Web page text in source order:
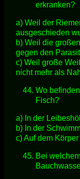
erkranken?
a) Weil der
ausgeschieden
b) Weil die
gegen den
c) Weil große
nicht mehr als
Wo
Fisch?
a) In der
b) In der
c) Auf dem Körper
Bei